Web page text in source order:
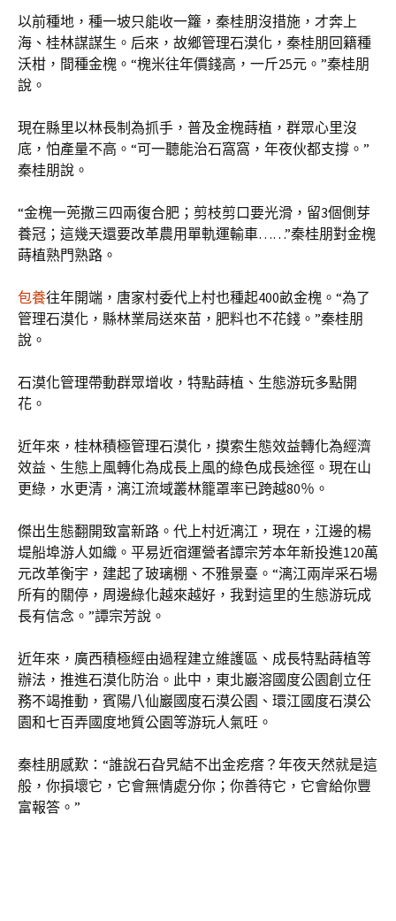
以前種地，種一坡只能收一籮，秦桂朋沒措施，才奔上
海、桂林謀謀生。后來，故鄉管理石漠化，秦桂朋回籍種
沃柑，間種金槐。“槐米往年價錢高，一斤25元。”秦桂朋
說。
現在縣里以林長制為抓手，普及金槐蒔植，群眾心里沒
底，怕產量不高。“可一聽能治石窩窩，年夜伙都支撐。”
秦桂朋說。
“金槐一蔸撒三四兩復合肥；剪枝剪口要光滑，留3個側芽
養冠；這幾天還要改革農用單軌運輸車……”秦桂朋對金槐
蒔植熟門熟路。
包養往年開端，唐家村委代上村也種起400畝金槐。“為了
管理石漠化，縣林業局送來苗，肥料也不花錢。”秦桂朋
說。
石漠化管理帶動群眾增收，特點蒔植、生態游玩多點開
花。
近年來，桂林積極管理石漠化，摸索生態效益轉化為經濟
效益、生態上風轉化為成長上風的綠色成長途徑。現在山
更綠，水更清，漓江流域叢林籠罩率已跨越80％。
傑出生態翻開致富新路。代上村近漓江，現在，江邊的楊
堤船埠游人如織。平易近宿運營者譚宗芳本年新投進120萬
元改革衡宇，建起了玻璃棚、不雅景臺。“漓江兩岸采石場
所有的關停，周邊綠化越來越好，我對這里的生態游玩成
長有信念。”譚宗芳說。
近年來，廣西積極經由過程建立維護區、成長特點蒔植等
辦法，推進石漠化防治。此中，東北巖溶國度公園創立任
務不竭推動，賓陽八仙巖國度石漠公園、環江國度石漠公
園和七百弄國度地質公園等游玩人氣旺。
秦桂朋感歎：“誰說石旮旯結不出金疙瘩？年夜天然就是這
般，你損壞它，它會無情處分你；你善待它，它會給你豐
富報答。”